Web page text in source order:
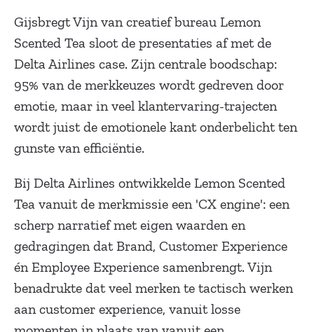
Gijsbregt Vijn van creatief bureau Lemon
Scented Tea sloot de presentaties af met de
Delta Airlines case. Zijn centrale boodschap:
95% van de merkkeuzes wordt gedreven door
emotie, maar in veel klantervaring-trajecten
wordt juist de emotionele kant onderbelicht ten
gunste van efficiëntie.
Bij Delta Airlines ontwikkelde Lemon Scented
Tea vanuit de merkmissie een 'CX engine': een
scherp narratief met eigen waarden en
gedragingen dat Brand, Customer Experience
én Employee Experience samenbrengt. Vijn
benadrukte dat veel merken te tactisch werken
aan customer experience, vanuit losse